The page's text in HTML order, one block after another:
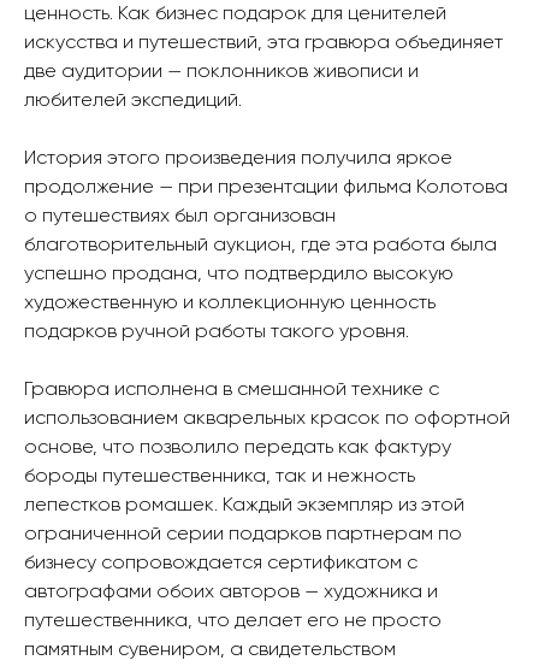
ценность. Как бизнес подарок для ценителей
искусства и путешествий, эта гравюра объединяет
две аудитории — поклонников живописи и
любителей экспедиций.
История этого произведения получила яркое
продолжение — при презентации фильма Колотова
о путешествиях был организован
благотворительный аукцион, где эта работа была
успешно продана, что подтвердило высокую
художественную и коллекционную ценность
подарков ручной работы такого уровня.
Гравюра исполнена в смешанной технике с
использованием акварельных красок по офортной
основе, что позволило передать как фактуру
бороды путешественника, так и нежность
лепестков ромашек. Каждый экземпляр из этой
ограниченной серии подарков партнерам по
бизнесу сопровождается сертификатом с
автографами обоих авторов — художника и
путешественника, что делает его не просто
памятным сувениром, а свидетельством